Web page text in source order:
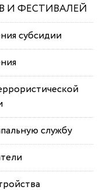
И ФЕСТИВАЛЕЙ
субсидии
службу